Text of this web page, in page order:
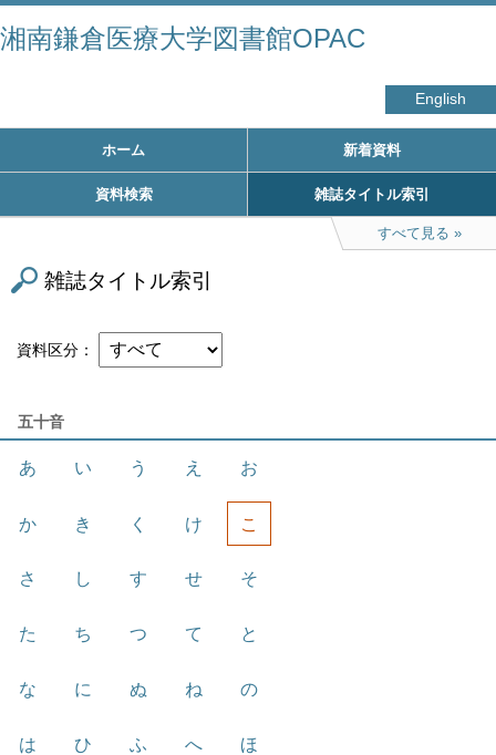
湘南鎌倉医療大学図書館OPAC
English
ホーム 新着資料
資料検索 雑誌タイトル索引
すべて見る
雑誌タイトル索引
資料区分
五十音
あ い う え お
か き く け こ
さ し す せ そ
た ち つ て と
な に ぬ ね の
は ひ ふ へ ほ